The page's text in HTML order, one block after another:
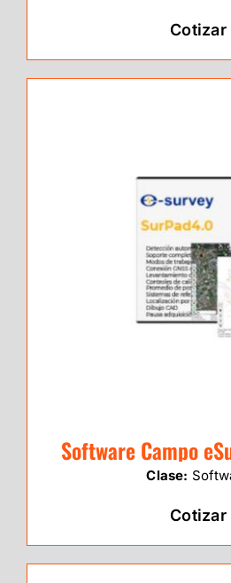
Cotizar
Software Campo
Clase:
Cotizar